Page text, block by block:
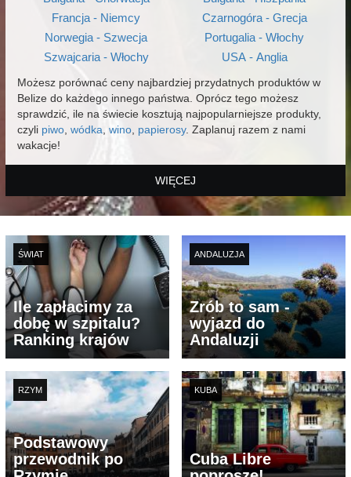
Francja - Niemcy
Norwegia - Szwecja
Szwajcaria - Włochy
Czarnogóra - Grecja
Portugalia - Włochy
USA - Anglia
Możesz porównać ceny najbardziej przydatnych produktów w
Belize do każdego innego państwa. Oprócz tego możesz
sprawdzić, ile na świecie kosztują najpopularniejsze produkty,
czyli piwo wódka wino papierosy. Zaplanuj razem z nami
wakacje!
WIĘCEJ
ŚWIAT
Ile zapłacimy za
dobę w szpitalu?
Ranking krajów
ANDALUZJA
Zrób to sam -
wyjazd do
Andaluzji
RZYM
Podstawowy
przewodnik po
KUBA
Cuba Libre